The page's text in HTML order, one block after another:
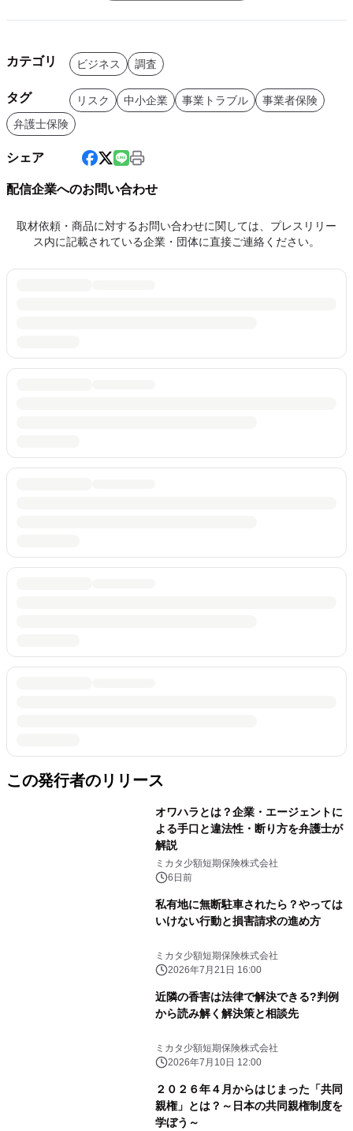
カテゴリ ビジネス 調査
タグ リスク 中小企業 事業トラブル
事業者保険
弁護士保険
シェア
配信企業へのお問い合わせ
取材依頼・商品に対するお問い合わせに関しては、プレスリリー
ス内に記載されている企業・団体に直接ご連絡ください。
この発行者のリリース
オワハラとは？企業・エージェントに
よる手口と違法性・断り方を弁護士が
解説
ミカタ少額短期保険株式会社
6日前
私有地に無断駐車されたら？やっては
いけない行動と損害請求の進め方
ミカタ少額短期保険株式会社
2026年7月21日 16:00
近隣の香害は法律で解決できる?判例
から読み解く解決策と相談先
ミカタ少額短期保険株式会社
2026年7月10日 12:00
２０２６年４月からはじまった「共同
親権」とは？～日本の共同親権制度を
学ぼう～